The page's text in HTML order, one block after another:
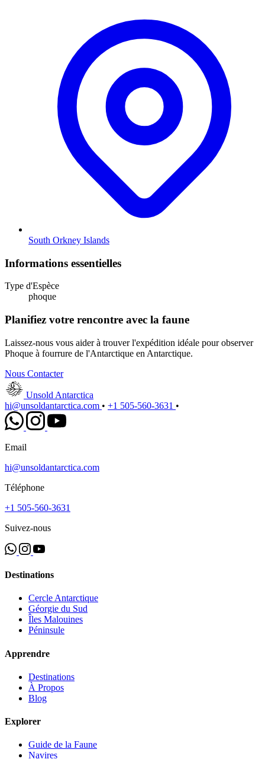
South Orkney Islands
Informations essentielles
Type d'Espèce
phoque
Planifiez votre rencontre avec la faune
Laissez-nous vous aider à trouver l'expédition idéale pour observer
Phoque à fourrure de l'Antarctique en Antarctique.
Nous Contacter
Unsold Antarctica
hi@unsoldantarctica.com • +1 505-560-3631 •
Email
hi@unsoldantarctica.com
Téléphone
+1 505-560-3631
Suivez-nous
Destinations
Cercle Antarctique
Géorgie du Sud
Îles Malouines
Péninsule
Apprendre
Destinations
À Propos
Blog
Explorer
Guide de la Faune
Navires